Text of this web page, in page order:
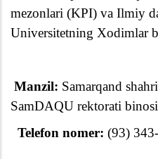
mezonlari (KPI) va Ilmiy
Universitetning Xodimlar
Manzil: Samarqand
SamDAQU rektorati
Telefon nomer: (93)